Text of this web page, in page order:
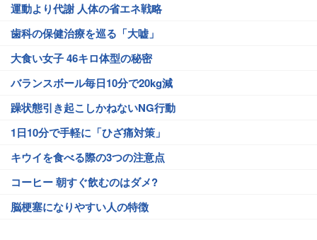
運動より代謝 人体の省エネ戦略
歯科の保健治療を巡る「大嘘」
大食い女子 46キロ体型の秘密
バランスボール毎日10分で20kg減
躁状態引き起こしかねないNG行動
1日10分で手軽に「ひざ痛対策」
キウイを食べる際の3つの注意点
コーヒー 朝すぐ飲むのはダメ?
脳梗塞になりやすい人の特徴